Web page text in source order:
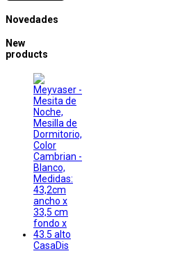
Novedades
New
products
CasaDis